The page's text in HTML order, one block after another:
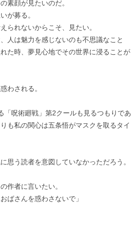
素顔が見たいのだ。
が募る。
られないからこそ、見たい。
人は魅力を感じないのも不思議なこと
た時、夢見心地でその世界に浸ることが
わされる。
「呪術廻戦」第2クールも見るつもりであ
も私の関心は五条悟がマスクを取るタイ
思う読者を意図していなかっただろう。
作者に言いたい。
ばさんを惑わさないで」